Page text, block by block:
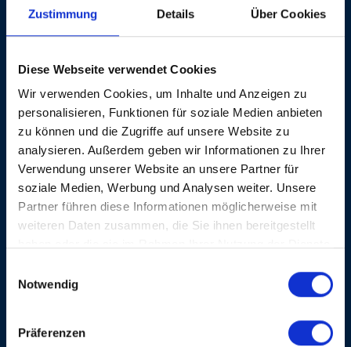
Zustimmung Details Über Cookies
Diese Webseite verwendet Cookies
Wir verwenden Cookies, um Inhalte und Anzeigen zu
personalisieren, Funktionen für soziale Medien anbieten
zu können und die Zugriffe auf unsere Website zu
analysieren. Außerdem geben wir Informationen zu Ihrer
Verwendung unserer Website an unsere Partner für
soziale Medien, Werbung und Analysen weiter. Unsere
Partner führen diese Informationen möglicherweise mit
weiteren Daten zusammen, die Sie ihnen bereitgestellt
Notwendig
Präferenzen
ASSOCIATION «FRIENDS OF THE BALOISE SESSION»
IMAGE GALLERY